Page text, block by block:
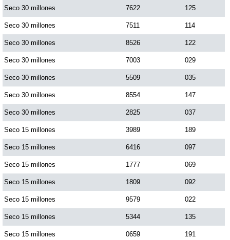
Paisita Día
Paisita Noche
Paisita 3
Pick 3 Día
Pick 3 Noche
Pick 4 Día
Pick 4 Noche
Seco 30 millones 7622 125
Seco 30 millones 7511 114
Seco 30 millones 8526 122
Seco 30 millones 7003 029
Seco 30 millones 5509 035
Seco 30 millones 8554 147
Seco 30 millones 2825 037
Seco 15 millones 3989 189
Seco 15 millones 6416 097
Seco 15 millones 1777 069
Seco 15 millones 1809 092
Seco 15 millones 9579 022
Seco 15 millones 5344 135
Seco 15 millones 0659 191